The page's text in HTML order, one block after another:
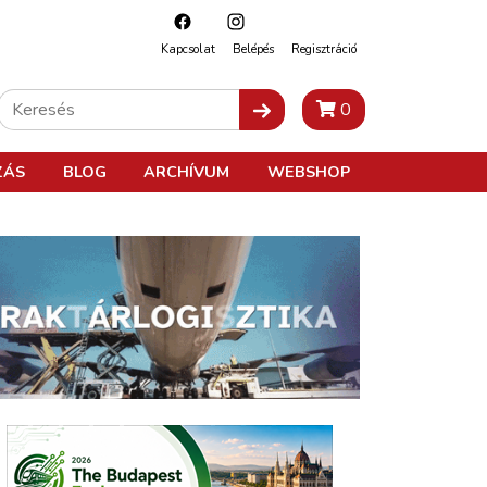
Kapcsolat Belépés Regisztráció
0
BLOG ARCHÍVUM WEBSHOP